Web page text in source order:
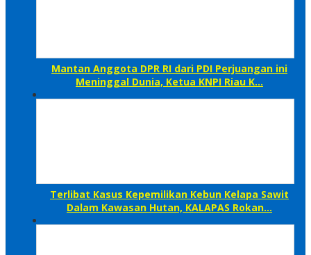
Mantan Anggota DPR RI dari PDI Perjuangan ini
Meninggal Dunia, Ketua KNPI Riau K…
Terlibat Kasus Kepemilikan Kebun Kelapa Sawit
Dalam Kawasan Hutan, KALAPAS Rokan…